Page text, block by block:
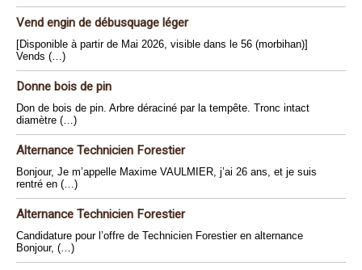
Vend engin de débusquage léger
[Disponible à partir de Mai 2026, visible dans le 56 (morbihan)]
Vends (…)
Donne bois de pin
Don de bois de pin. Arbre déraciné par la tempête. Tronc intact
diamètre (…)
Alternance Technicien Forestier
Bonjour, Je m’appelle Maxime VAULMIER, j’ai 26 ans, et je suis
rentré en (…)
Alternance Technicien Forestier
Candidature pour l’offre de Technicien Forestier en alternance
Bonjour, (…)